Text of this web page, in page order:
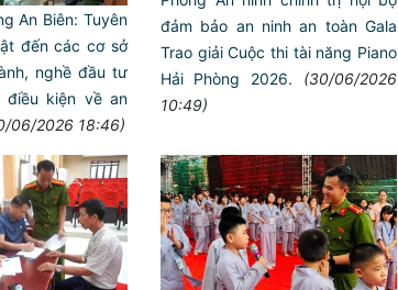
An Biên: Tuyên
đến các cơ sở
nghề đầu tư
điều kiện về an
06/2026 18:46)
đảm bảo an ninh an toàn Gala
Trao giải Cuộc thi tài năng Piano
Hải Phòng 2026.
(30/06/2026
10:49)